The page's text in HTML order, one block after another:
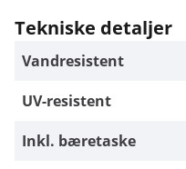
Tekniske detaljer
Vandresistent
UV-resistent
Inkl. bæretaske